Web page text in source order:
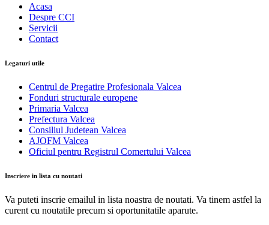
Acasa
Despre CCI
Servicii
Contact
Legaturi utile
Centrul de Pregatire Profesionala Valcea
Fonduri structurale europene
Primaria Valcea
Prefectura Valcea
Consiliul Judetean Valcea
AJOFM Valcea
Oficiul pentru Registrul Comertului Valcea
Inscriere in lista cu noutati
Va puteti inscrie emailul in lista noastra de noutati. Va tinem astfel la
curent cu noutatile precum si oportunitatile aparute.